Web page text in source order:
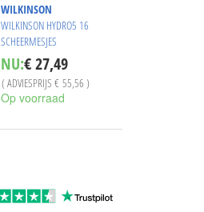
WILKINSON
WILKINSON HYDRO5 16
SCHEERMESJES
NU:Special
Price
€ 27,49
( ADVIESPRIJS € 55,56 )
Op voorraad